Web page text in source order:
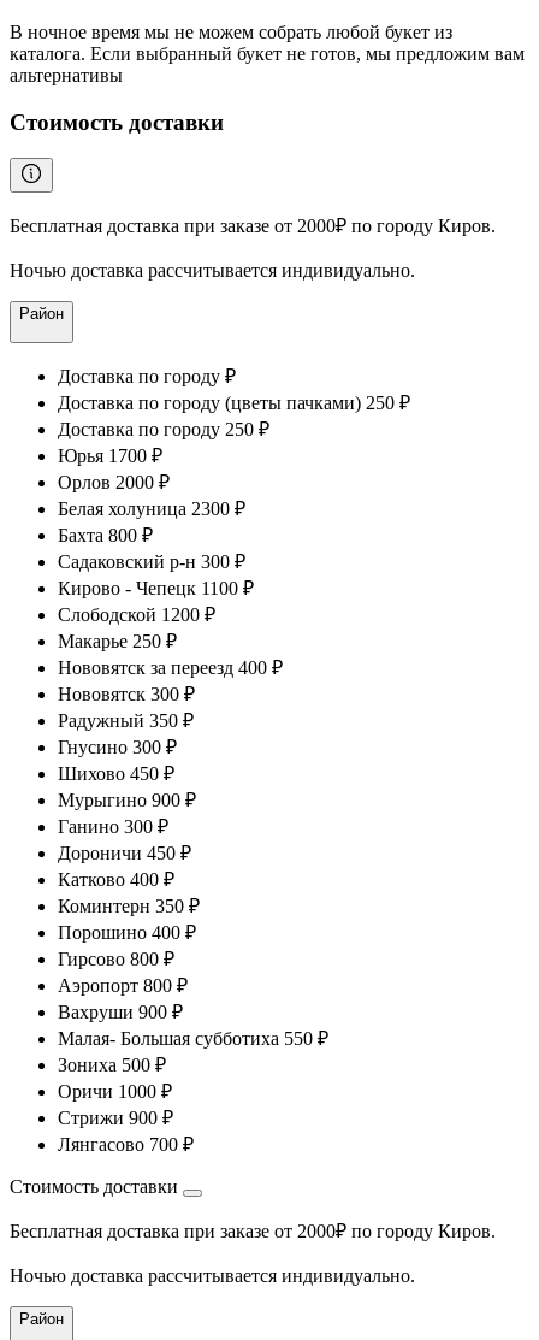
В ночное время мы не можем собрать любой букет из
каталога. Если выбранный букет не готов, мы предложим вам
альтернативы
Стоимость доставки
Бесплатная доставка при заказе от 2000₽ по городу Киров.
Ночью доставка рассчитывается индивидуально.
Район
Доставка по городу ₽
Доставка по городу (цветы пачками) 250 ₽
Доставка по городу 250 ₽
Юрья 1700 ₽
Орлов 2000 ₽
Белая холуница 2300 ₽
Бахта 800 ₽
Садаковский р-н 300 ₽
Кирово - Чепецк 1100 ₽
Слободской 1200 ₽
Макарье 250 ₽
Нововятск за переезд 400 ₽
Нововятск 300 ₽
Радужный 350 ₽
Гнусино 300 ₽
Шихово 450 ₽
Мурыгино 900 ₽
Ганино 300 ₽
Дороничи 450 ₽
Катково 400 ₽
Коминтерн 350 ₽
Порошино 400 ₽
Гирсово 800 ₽
Аэропорт 800 ₽
Вахруши 900 ₽
Малая- Большая субботиха 550 ₽
Зониха 500 ₽
Оричи 1000 ₽
Стрижи 900 ₽
Лянгасово 700 ₽
Стоимость доставки
Бесплатная доставка при заказе от 2000₽ по городу Киров.
Ночью доставка рассчитывается индивидуально.
Район